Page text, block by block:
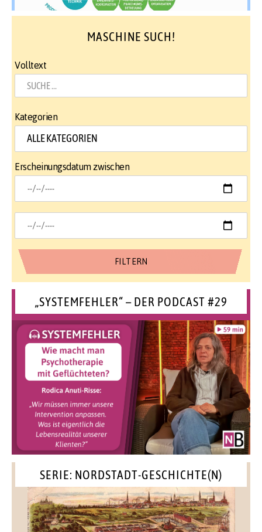
MASCHINE SUCH!
Volltext
Kategorien
Erscheinungsdatum zwischen
„SYSTEMFEHLER“ – DER PODCAST #29
SERIE: NORDSTADT-GESCHICHTE(N)